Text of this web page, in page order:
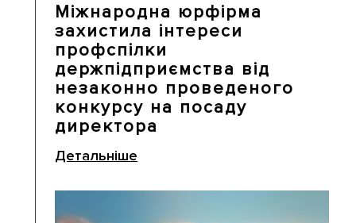
Міжнародна юрфірма
захистила інтереси
профспілки
держпідприємства від
незаконно проведеного
конкурсу на посаду
директора
Детальніше